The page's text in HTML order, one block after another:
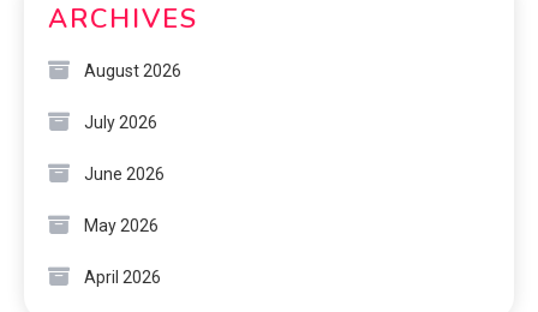
ARCHIVES
August 2026
July 2026
June 2026
May 2026
April 2026